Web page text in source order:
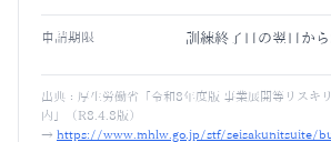
申請期限 訓練終了日の翌日から
出典： 厚生労働省「令和8年度版 事業展開等リスキ
内」（R8.4.8版）
→ https://www.mhlw.go.jp/stf/seisakunitsuite/